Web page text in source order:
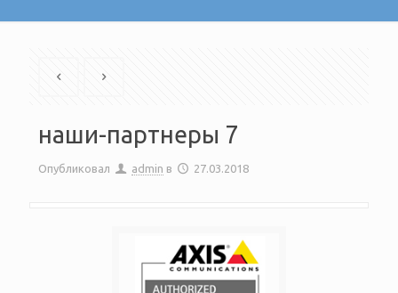
наши-партнеры 7
Опубликовал admin в 27.03.2018